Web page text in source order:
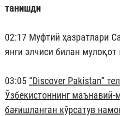
танишди
02:17 Муфтий ҳазратлари
янги элчиси билан
03:05 “Discover Pakistan”
Ўзбекистоннинг
бағишланган кўрсатув